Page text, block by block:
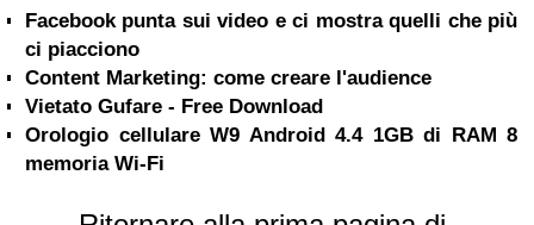
Facebook punta sui video e ci mostra quelli che più
ci piacciono
Content Marketing: come creare l'audience
Vietato Gufare - Free Download
Orologio cellulare W9 Android 4.4 1GB di RAM 8
memoria Wi-Fi